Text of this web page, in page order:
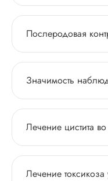
Послеродовая
Значимость
Лечение цистита
Лечение